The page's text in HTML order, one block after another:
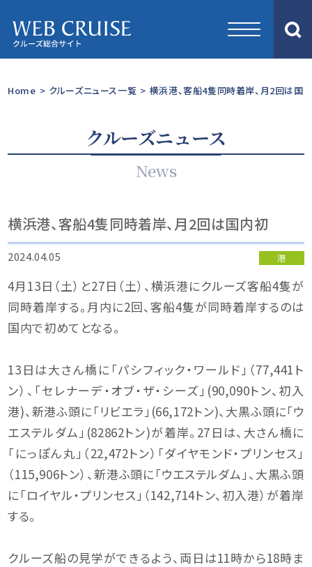
Home > クルーズニュース一覧 > 横浜港、客船4隻同時着岸、月2回は国
クルーズニュース
News
横浜港、客船4隻同時着岸、月2回は国内初
2024.04.05 港
4月13日（土）と27日（土）、横浜港にクルーズ客船4隻が
同時着岸する。月内に2回、客船4隻が同時着岸するのは
国内で初めてとなる。
13日は大さん橋に「パシフィック・ワールド」（77,441ト
ン）、「セレナーデ・オブ・ザ・シーズ」(90,090トン、初入
港)、新港ふ頭に「リビエラ」(66,172トン)、大黒ふ頭に「ウ
エステルダム」(82862トン)が着岸。27日は、大さん橋に
「にっぽん丸」（22,472トン）「ダイヤモンド・プリンセス」
（115,906トン）、新港ふ頭に「ウエステルダム」、大黒ふ頭
に「ロイヤル・プリンセス」（142,714トン、初入港）が着岸
する。
クルーズ船の見学ができるよう、両日は11時から18時ま